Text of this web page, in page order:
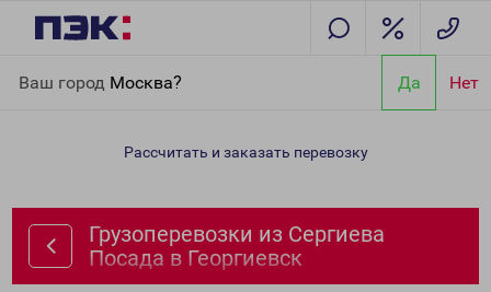
Ваш город Москва? Да Нет
Георгиевск
Рассчитать и заказать перевозку
Грузоперевозки из Сергиева
Посада в Георгиевск